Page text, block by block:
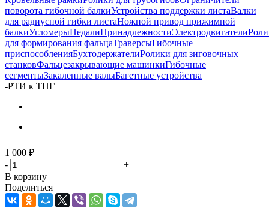
поворота гибочной балкиУстройства поддержки листаВалки
для радиусной гибки листаНожной привод прижимной
балкиУгломерыПедалиПринадлежностиЭлектродвигатели
для формирования фальцаТраверсыГибочные
приспособленияБухтодержателиРолики для зиговочных
станковФальцезакрывающие машинкиГибочные
сегментыЗакаленные валыБагетные устройства
-РТИ к ТПГ
1 000 ₽
-
+
В корзину
Поделиться